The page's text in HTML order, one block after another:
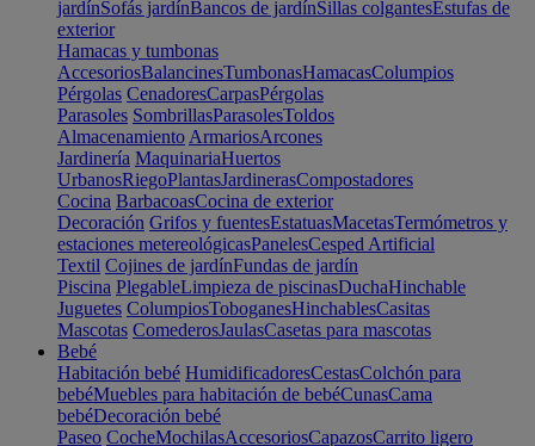
jardínSofás jardínBancos de jardínSillas colgantesEstufas de
exterior
Hamacas y tumbonas
AccesoriosBalancinesTumbonasHamacasColumpios
Pérgolas CenadoresCarpasPérgolas
Parasoles SombrillasParasolesToldos
Almacenamiento ArmariosArcones
Jardinería MaquinariaHuertos
UrbanosRiegoPlantasJardinerasCompostadores
Cocina BarbacoasCocina de exterior
Decoración Grifos y fuentesEstatuasMacetasTermómetros y
estaciones metereológicasPanelesCesped Artificial
Textil Cojines de jardínFundas de jardín
Piscina PlegableLimpieza de piscinasDuchaHinchable
Juguetes ColumpiosToboganesHinchablesCasitas
Mascotas ComederosJaulasCasetas para mascotas
Bebé
Habitación bebé HumidificadoresCestasColchón para
bebéMuebles para habitación de bebéCunasCama
bebéDecoración bebé
Paseo CocheMochilasAccesoriosCapazosCarrito ligero